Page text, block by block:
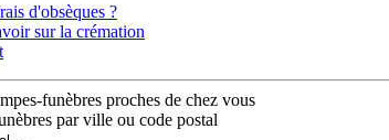
d'obsèques ?
sur la crémation
funèbres proches de chez vous
par ville ou code postal